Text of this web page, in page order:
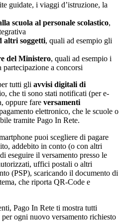
guidate, i viaggi d’istruzione, la
scuola al personale scolastico,
altri soggetti, quali ad esempio gli
del Ministero, quali ad esempio i
a concorsi
tutti gli avvisi digitali di
che ti sono stati notificati (per e-
oppure fare versamenti
elettronico, che le scuole o
tramite Pago In Rete.
puoi scegliere di pagare
addebito in conto (o con altri
eseguire il versamento presso le
uffici postali o altri
(PSP), scaricando il documento di
che riporta QR-Code e
Pago In Rete ti mostra tutti
ogni nuovo versamento richiesto